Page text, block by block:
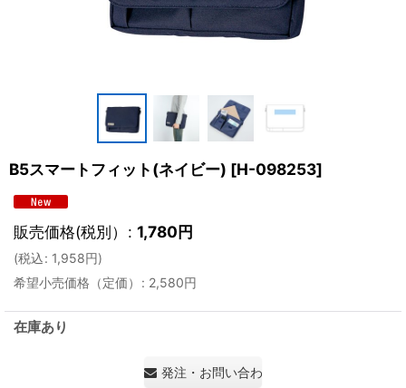
B5スマートフィット(ネイビー) [H-098253]
販売価格(税別） : 1,780円
(税込: 1,958円)
希望小売価格（定価）
: 2,580円
在庫あり
発注・お問い合わせ・見積もり依頼